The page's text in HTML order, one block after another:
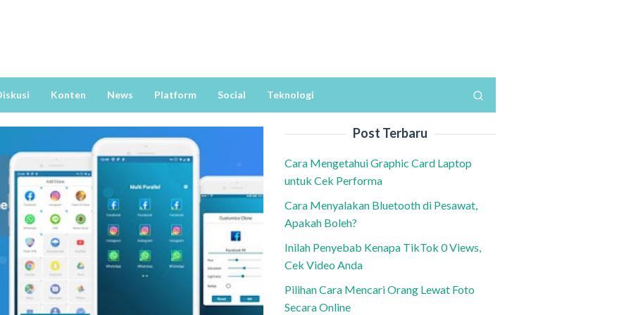
Konten News Platform Social Teknologi
Post Terbaru
Cara Mengetahui Graphic Card Laptop
untuk Cek Performa
Cara Menyalakan Bluetooth di Pesawat,
Apakah Boleh?
Inilah Penyebab Kenapa TikTok 0 Views,
Cek Video Anda
Pilihan Cara Mencari Orang Lewat Foto
Secara Online